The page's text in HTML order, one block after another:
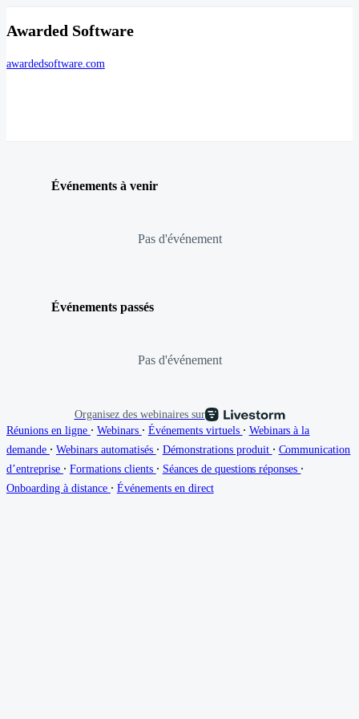
Awarded Software
awardedsoftware.com
Événements à venir
Pas d'événement
Événements passés
Pas d'événement
Organisez des webinaires sur
Réunions en ligne ∙ Webinars ∙ Événements virtuels ∙ Webinars à la
demande ∙ Webinars automatisés ∙ Démonstrations produit ∙ Communication
d’entreprise ∙ Formations clients ∙ Séances de questions réponses ∙
Onboarding à distance ∙ Événements en direct